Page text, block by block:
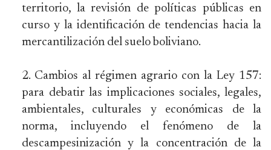
territorio, la revisión de políticas públicas en
curso y la identificación de tendencias hacia la
mercantilización del suelo boliviano.
Cambios al régimen agrario con la Ley 157:
para debatir las implicaciones sociales, legales,
ambientales, culturales y económicas de la
norma, incluyendo el fenómeno de la
descampesinización y la concentración de la